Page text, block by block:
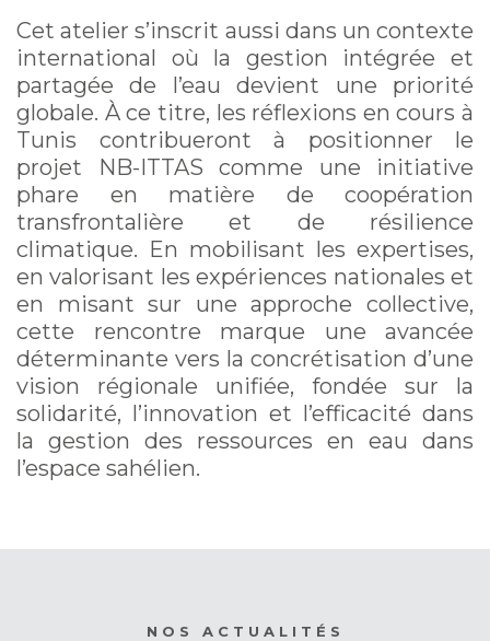
Cet atelier s’inscrit aussi dans un contexte
international où la gestion intégrée et
partagée de l’eau devient une priorité
globale. À ce titre, les réflexions en cours à
Tunis contribueront à positionner le
projet NB-ITTAS comme une initiative
phare en matière de coopération
transfrontalière et de résilience
climatique. En mobilisant les expertises,
en valorisant les expériences nationales et
en misant sur une approche collective,
cette rencontre marque une avancée
déterminante vers la concrétisation d’une
vision régionale unifiée, fondée sur la
solidarité, l’innovation et l’efficacité dans
la gestion des ressources en eau dans
l’espace sahélien.
NOS ACTUALITÉS